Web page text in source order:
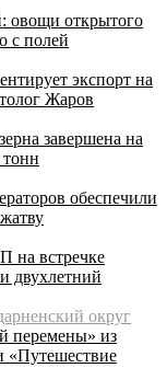
овощи открытого
с полей
экспорт на
Жаров
завершена на
обеспечили
на встречке
двухлетний
округ
перемены» из
«Путешествие